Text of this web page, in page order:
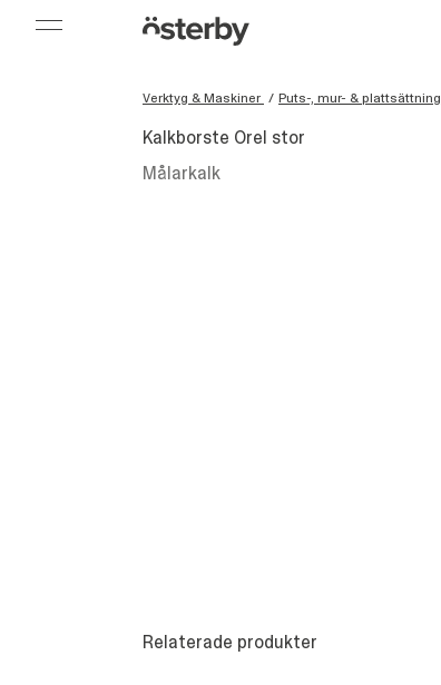
Verktyg & Maskiner / Puts-, mur- & plattsättning
Kalkborste Orel stor
Målarkalk
Relaterade produkter